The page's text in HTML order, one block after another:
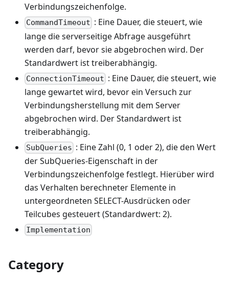
Verbindungszeichenfolge.
CommandTimeout : Eine Dauer, die steuert, wie
lange die serverseitige Abfrage ausgeführt
werden darf, bevor sie abgebrochen wird. Der
Standardwert ist treiberabhängig.
ConnectionTimeout : Eine Dauer, die steuert, wie
lange gewartet wird, bevor ein Versuch zur
Verbindungsherstellung mit dem Server
abgebrochen wird. Der Standardwert ist
treiberabhängig.
SubQueries : Eine Zahl (0, 1 oder 2), die den Wert
der SubQueries-Eigenschaft in der
Verbindungszeichenfolge festlegt. Hierüber wird
das Verhalten berechneter Elemente in
untergeordneten SELECT-Ausdrücken oder
Teilcubes gesteuert (Standardwert: 2).
Implementation
Category